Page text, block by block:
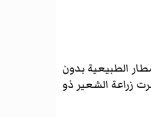
الطبيعية بدون
زراعة الشعير ذو